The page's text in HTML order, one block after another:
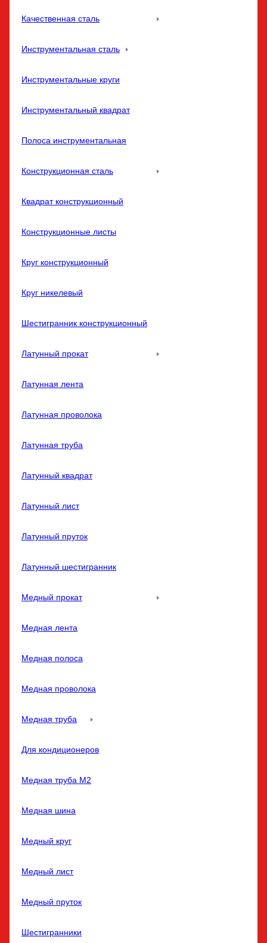
Качественная сталь
Инструментальная сталь
Инструментальные круги
Инструментальный квадрат
Полоса инструментальная
Конструкционная сталь
Квадрат конструкционный
Конструкционные листы
Круг конструкционный
Круг никелевый
Шестигранник конструкционный
Латунный прокат
Латунная лента
Латунная проволока
Латунная труба
Латунный квадрат
Латунный лист
Латунный пруток
Латунный шестигранник
Медный прокат
Медная лента
Медная полоса
Медная проволока
Медная труба
Для кондиционеров
Медная труба M2
Медная шина
Медный круг
Медный лист
Медный пруток
Шестигранники